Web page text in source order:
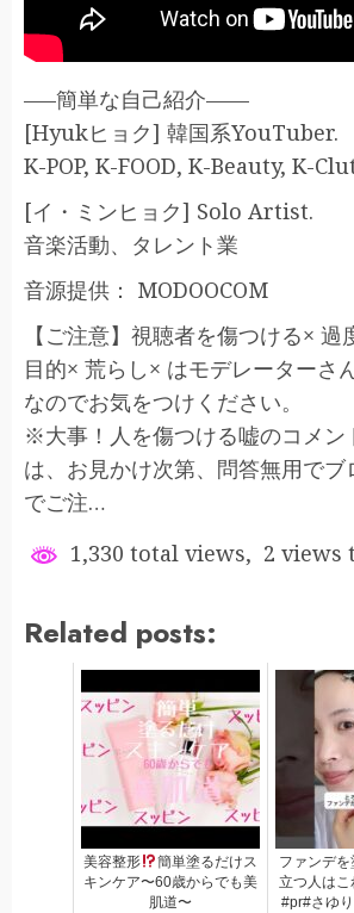
—–簡単な自己紹介——
[Hyukヒョク] 韓国系YouTuber.
K-POP, K-FOOD, K-Beauty, K-
[イ・ミンヒョク] Solo Artist.
音楽活動、タレント業
音源提供： MODOOCOM
【ご注意】視聴者を傷つける×
目的× 荒らし× はモデレーターさ
なのでお気をつけください。
※大事！人を傷つける嘘のコメン
は、お見かけ次第、問答無用で
でご注…
1,330 total views, 2 views
Related posts:
美容整形
簡単塗るだけス
キンケア〜60歳からでも美
肌道〜
ファンデを
立つ人はこ
#pr#さゆ